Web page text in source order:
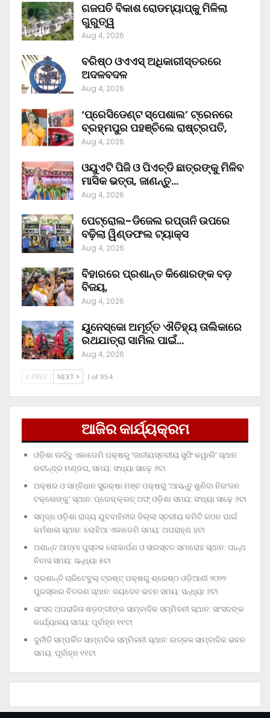
ଗଜପତି ବିକାଶ ରୋଡମ୍ୟାପ୍‌କୁ ମିଳିଲା
ଗୁରୁତ୍ୱ
Aug 4, 2026
ବରିଷ୍ଠ ଓଏଏସ୍‌ ଅଧିକାରୀସ୍ତରରେ
ଅଦଳବଦଳ
Aug 4, 2026
‘ପ୍ରେସିଡେଣ୍ଟ ସ୍ପେଶାଲ’ ଟ୍ରେନରେ
ବ୍ରହ୍ମପୁର ପହଞ୍ଚିଲେ ରାଷ୍ଟ୍ରପତି,
Aug 4, 2026
ଓୟୁଏଟି ପିଜି ଓ ପିଏଚ୍‌ଡି ଛାତ୍ରଙ୍କୁ ମିଳିବ
ମାସିକ ଭତ୍ତା, ଜାଣନ୍ତୁ…
Aug 4, 2026
ପେଟ୍ରୋଲ-ଡିଜେଲ ରପ୍ତାନି ଉପରେ
ବଢ଼ିଲା ୱିଣ୍ଡଫଲ ଟ୍ୟାକ୍ସ
Aug 4, 2026
ବିହାରରେ ପ୍ରଶାନ୍ତ କିଶୋରଙ୍କ ବଡ଼
ବିଜୟ,
Aug 4, 2026
ୟୁନେସ୍କୋ ଅମୂର୍ତ୍ତ ଐତିହ୍ୟ ତାଲିକାରେ
ରଥଯାତ୍ରା ସାମିଲ ପାଇଁ…
Aug 4, 2026
PREV NEXT 1 of 954
ଆଜିର କାର୍ଯ୍ୟକ୍ରମ
ଓଡ଼ିଶା ଊର୍ଦ୍ଦୁ ଏକାଡେମି ପକ୍ଷରୁ ‘ଜାତୀୟସ୍ତରୀୟ ସୁଫି କୱାଲି’ ସ୍ଥାନ:
ରବୀନ୍ଦ୍ର ମଣ୍ଡପ, ସମୟ: ସଂଧ୍ୟା ସାଢ଼େ ୬ଟା
ଅକ୍ଷର ଓ ସମ୍ବିଧାନ ସୁରକ୍ଷା ମଞ୍ଚ ପକ୍ଷରୁ ‘ଆସନ୍ତୁ ଶୁଣିବା ନିରଂଜନ
ଟକ୍‌ଲେଙ୍କୁ’ ସ୍ଥାନ: ପ୍ରେସ୍‌ କ୍ଲବ୍‌ ଅଫ୍‌ ଓଡ଼ିଶା ସମୟ: ସଂଧ୍ୟା ସାଢ଼େ ୬ଟା
ସମୃଦ୍ଧ ଓଡ଼ିଶା ରାଜ୍ୟ ଯୁବବାହିନୀର ଜିଲ୍ଲା ସ୍ତରୀୟ କମିଟି ଗଠନ ପାଇଁ
କର୍ମଶାଳା ସ୍ଥାନ: ଲୋହିଆ ଏକାଡେମି ସମୟ: ଅପରାହ୍‌ଣ ୪ଟା
ଅଶାନ୍ତ ଆତ୍ମା ପୁସ୍ତକ ଲୋକାର୍ପଣ ଓ ସାରସ୍ବତ ସମାରୋହ ସ୍ଥାନ: ପାନ୍ଥ
ନିବାସ ସମୟ: ସନ୍ଧ୍ୟା ୫ଟା
ପ୍ରଶାନ୍ତି ଚାରିଟେବୁଲ୍‌ ଟ୍ରଷ୍ଟ୍‌ ପକ୍ଷରୁ ଶ୍ରେଷ୍ଠ ଓଡ଼ିଆଣୀ ୨୦୨୨
ପୁରସ୍କାର ବିତରଣ ସ୍ଥାନ: ଜୟଦେବ ଭବନ ସମୟ: ସନ୍ଧ୍ୟା ୬ଟା
ସାଂସଦ ଅପରାଜିତା ଷଡ଼ଙ୍ଗୀଙ୍କ ସାମ୍ବାଦିକ ସମ୍ମିଳନୀ ସ୍ଥାନ: ସାଂସଦଙ୍କ
କାର୍ଯ୍ୟାଳୟ ସମୟ: ପୂର୍ବାହ୍ନ ୧୧ଟା
ଦୁର୍ନୀତି ସମ୍ପର୍କିତ ସାମ୍ବାଦିକ ସମ୍ମିଳନୀ ସ୍ଥାନ: ଉତ୍କଳ ସାମ୍ବାଦିକ ଭବନ
ସମୟ: ପୂର୍ବାହ୍ନ ୧୧ଟା